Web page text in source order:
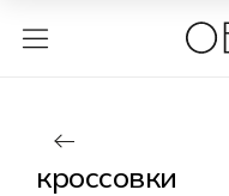
кроссовки